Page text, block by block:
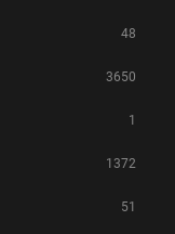
48
3650
1
1372
51